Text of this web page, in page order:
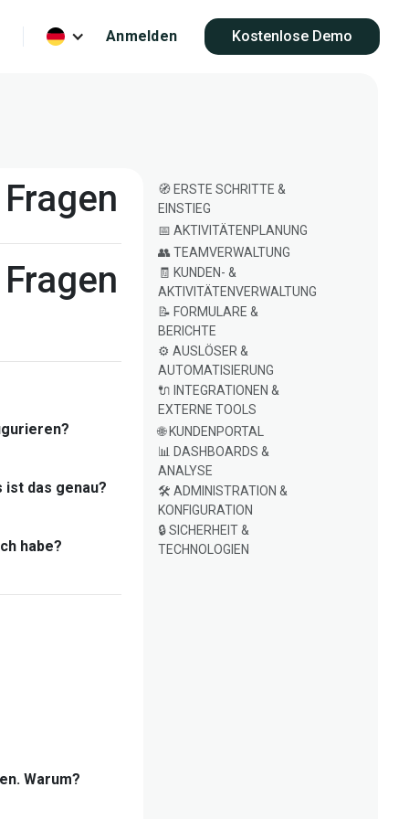
Anmelden Kostenlose Demo
das genau?
habe?
Warum?
🧭 ERSTE SCHRITTE &
EINSTIEG
📅 AKTIVITÄTENPLANUNG
👥 TEAMVERWALTUNG
🧾 KUNDEN- &
AKTIVITÄTENVERWALTUNG
📝 FORMULARE &
BERICHTE
⚙️ AUSLÖSER &
AUTOMATISIERUNG
🔌 INTEGRATIONEN &
EXTERNE TOOLS
🌐 KUNDENPORTAL
📊 DASHBOARDS &
ANALYSE
🛠️ ADMINISTRATION &
KONFIGURATION
🔒 SICHERHEIT &
TECHNOLOGIEN